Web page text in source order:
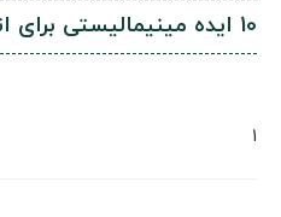
10 ایده مینیمالیستی برای اتاق نشیمن
1